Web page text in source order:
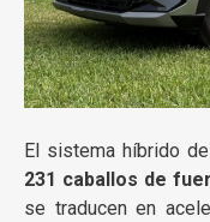
El sistema híbrido
231 caballos de
se traducen en